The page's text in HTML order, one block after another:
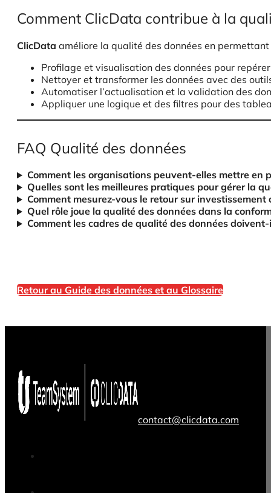
Comment ClicData contribue à la
ClicData améliore la qualité des données en
Profilage et visualisation des données pour
Nettoyer et transformer les données avec des
Automatiser l’actualisation et la validation des
Appliquer une logique et des filtres pour des
FAQ Qualité des données
Comment les organisations peuvent-elles mettre en
Quelles sont les meilleures pratiques pour gérer la
Comment mesurez-vous le retour sur
Quel rôle joue la qualité des données dans la
Comment les cadres de qualité des données
Retour au Guide des données et au Glossaire
contact@clicdata.com